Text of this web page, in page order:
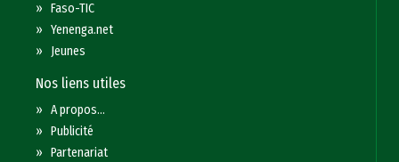
»Faso-TIC
»Yenenga.net
» Jeunes
Nos liens utiles
»A propos...
»Publicité
»Partenariat